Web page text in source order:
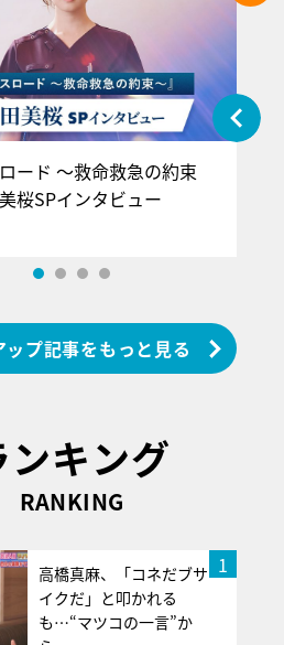
ード ～救命救急の約束
美桜SPインタビュー
ップ記事をもっと見る
ンキング
RANKING
1
高橋真麻、「コネだブサ
イクだ」と叩かれる
も…“マツコの一言”か